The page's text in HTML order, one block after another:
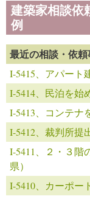
建築家相談依
例
最近の相談・依
I-5415、アパー
I-5414、民泊を始
I-5413、コンテナ
I-5412、裁判所提
I-5411、２・３階
県）
I-5410、カーポー